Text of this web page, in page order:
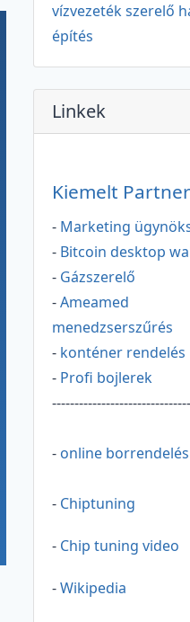
vízvezeték szerelő
építés
Linkek
Kiemelt
- Marketing
- Bitcoin desktop
- Gázszerelő
-Ameamed
menedzserszűrés
- konténer rendelés
- Profi bojlerek
- online borrendelés
- Chiptuning
- Chip tuning video
-Wikipedia